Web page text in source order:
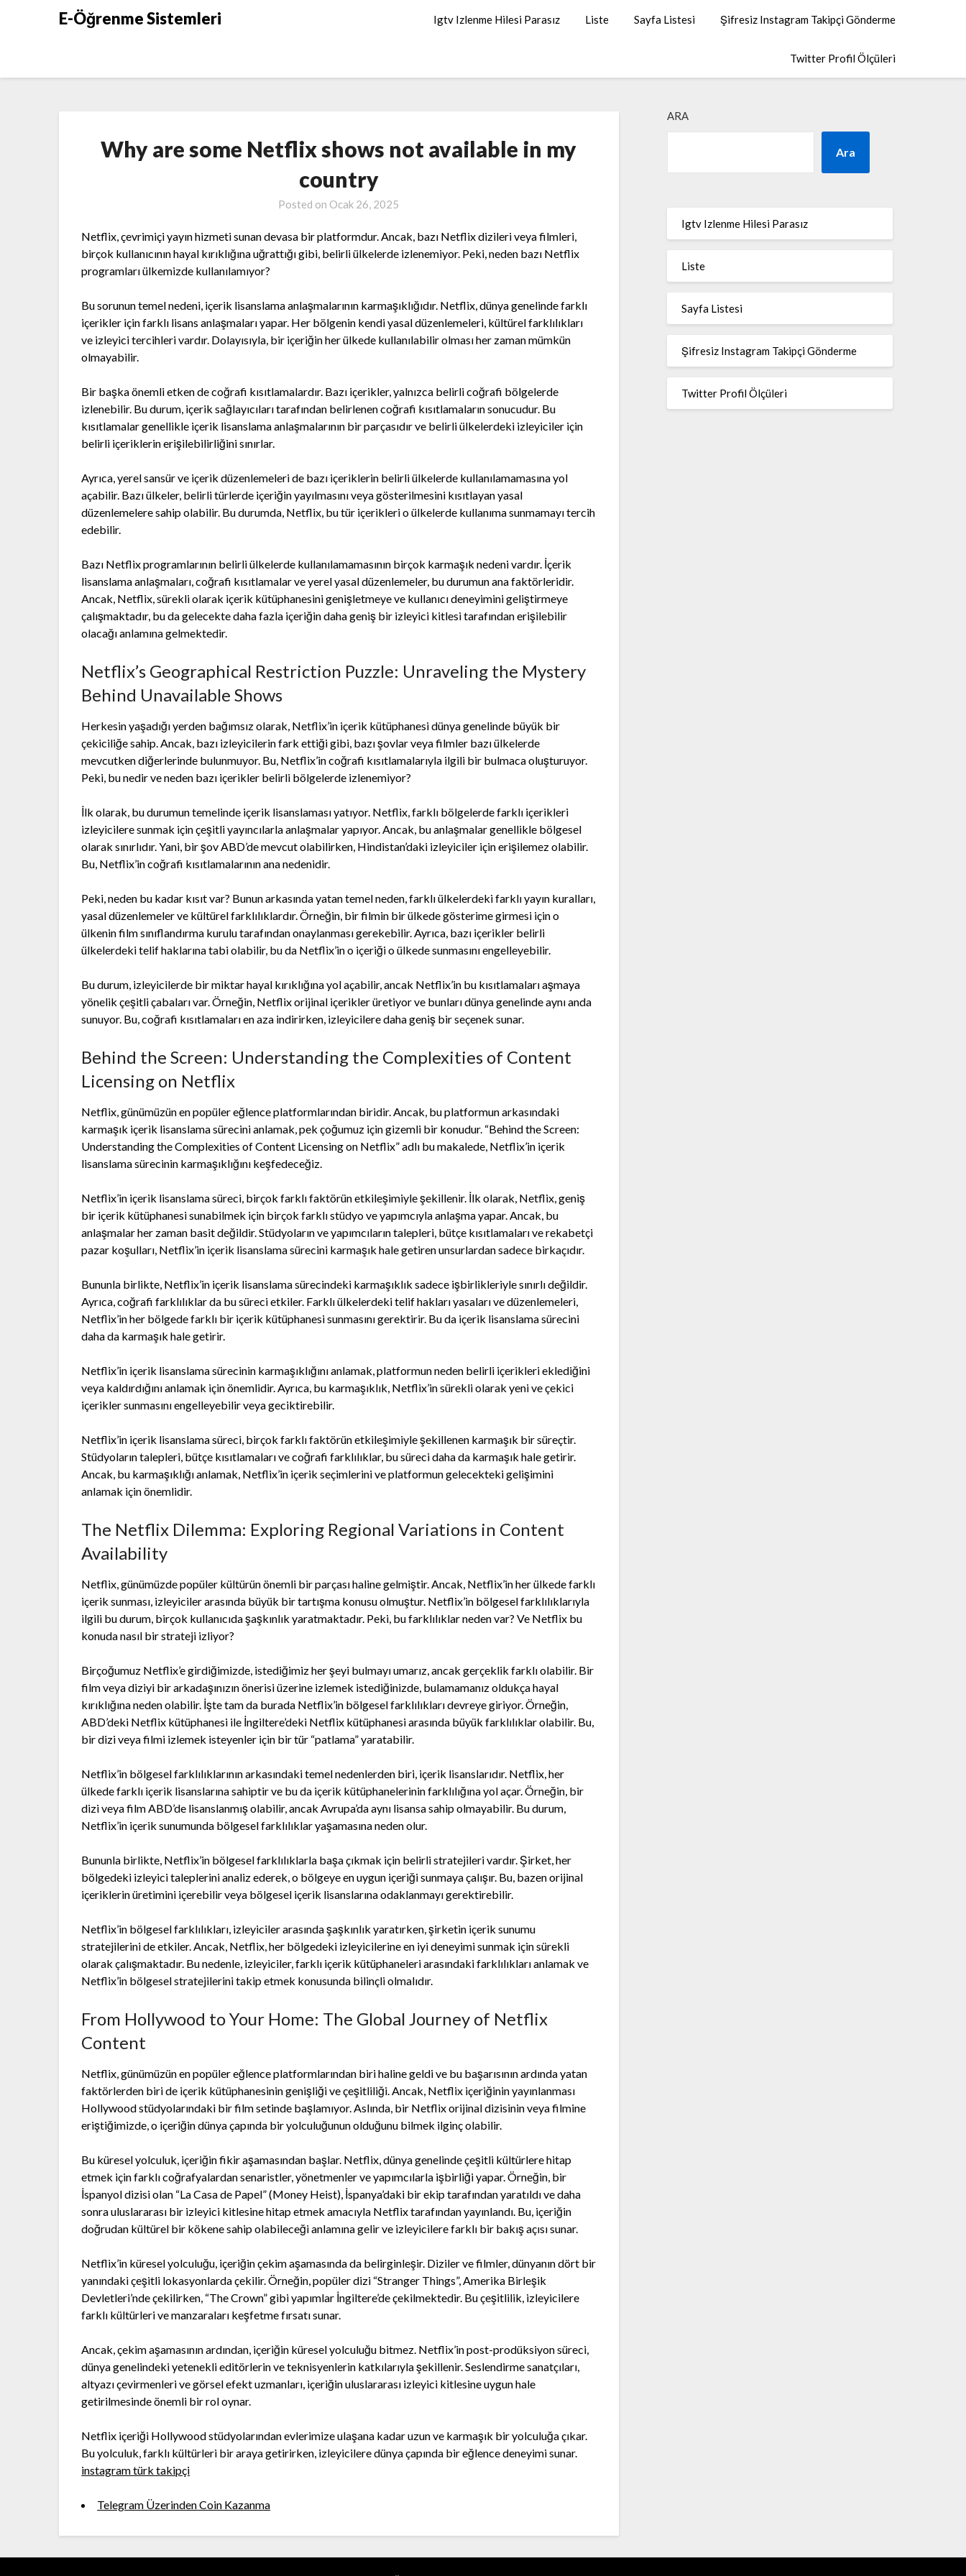
E-Öğrenme Sistemleri Igtv Izlenme Hilesi Parasız Liste Sayfa Listesi Şifresiz Instagram Takipçi Gönderme
Twitter Profil Ölçüleri
Why are some Netflix shows not available in my
country
Posted on Ocak 26, 2025
Netflix, çevrimiçi yayın hizmeti sunan devasa bir platformdur. Ancak, bazı Netflix dizileri veya filmleri,
birçok kullanıcının hayal kırıklığına uğrattığı gibi, belirli ülkelerde izlenemiyor. Peki, neden bazı Netflix
programları ülkemizde kullanılamıyor?
Bu sorunun temel nedeni, içerik lisanslama anlaşmalarının karmaşıklığıdır. Netflix, dünya genelinde farklı
içerikler için farklı lisans anlaşmaları yapar. Her bölgenin kendi yasal düzenlemeleri, kültürel farklılıkları
ve izleyici tercihleri vardır. Dolayısıyla, bir içeriğin her ülkede kullanılabilir olması her zaman mümkün
olmayabilir.
Bir başka önemli etken de coğrafi kısıtlamalardır. Bazı içerikler, yalnızca belirli coğrafi bölgelerde
izlenebilir. Bu durum, içerik sağlayıcıları tarafından belirlenen coğrafi kısıtlamaların sonucudur. Bu
kısıtlamalar genellikle içerik lisanslama anlaşmalarının bir parçasıdır ve belirli ülkelerdeki izleyiciler için
belirli içeriklerin erişilebilirliğini sınırlar.
Ayrıca, yerel sansür ve içerik düzenlemeleri de bazı içeriklerin belirli ülkelerde kullanılamamasına yol
açabilir. Bazı ülkeler, belirli türlerde içeriğin yayılmasını veya gösterilmesini kısıtlayan yasal
düzenlemelere sahip olabilir. Bu durumda, Netflix, bu tür içerikleri o ülkelerde kullanıma sunmamayı tercih
edebilir.
Bazı Netflix programlarının belirli ülkelerde kullanılamamasının birçok karmaşık nedeni vardır. İçerik
lisanslama anlaşmaları, coğrafi kısıtlamalar ve yerel yasal düzenlemeler, bu durumun ana faktörleridir.
Ancak, Netflix, sürekli olarak içerik kütüphanesini genişletmeye ve kullanıcı deneyimini geliştirmeye
çalışmaktadır, bu da gelecekte daha fazla içeriğin daha geniş bir izleyici kitlesi tarafından erişilebilir
olacağı anlamına gelmektedir.
Netflix’s Geographical Restriction Puzzle: Unraveling the Mystery
Behind Unavailable Shows
Herkesin yaşadığı yerden bağımsız olarak, Netflix’in içerik kütüphanesi dünya genelinde büyük bir
çekiciliğe sahip. Ancak, bazı izleyicilerin fark ettiği gibi, bazı şovlar veya filmler bazı ülkelerde
mevcutken diğerlerinde bulunmuyor. Bu, Netflix’in coğrafi kısıtlamalarıyla ilgili bir bulmaca oluşturuyor.
Peki, bu nedir ve neden bazı içerikler belirli bölgelerde izlenemiyor?
İlk olarak, bu durumun temelinde içerik lisanslaması yatıyor. Netflix, farklı bölgelerde farklı içerikleri
izleyicilere sunmak için çeşitli yayıncılarla anlaşmalar yapıyor. Ancak, bu anlaşmalar genellikle bölgesel
olarak sınırlıdır. Yani, bir şov ABD’de mevcut olabilirken, Hindistan’daki izleyiciler için erişilemez olabilir.
Bu, Netflix’in coğrafi kısıtlamalarının ana nedenidir.
Peki, neden bu kadar kısıt var? Bunun arkasında yatan temel neden, farklı ülkelerdeki farklı yayın kuralları,
yasal düzenlemeler ve kültürel farklılıklardır. Örneğin, bir filmin bir ülkede gösterime girmesi için o
ülkenin film sınıflandırma kurulu tarafından onaylanması gerekebilir. Ayrıca, bazı içerikler belirli
ülkelerdeki telif haklarına tabi olabilir, bu da Netflix’in o içeriği o ülkede sunmasını engelleyebilir.
Bu durum, izleyicilerde bir miktar hayal kırıklığına yol açabilir, ancak Netflix’in bu kısıtlamaları aşmaya
yönelik çeşitli çabaları var. Örneğin, Netflix orijinal içerikler üretiyor ve bunları dünya genelinde aynı anda
sunuyor. Bu, coğrafi kısıtlamaları en aza indirirken, izleyicilere daha geniş bir seçenek sunar.
Behind the Screen: Understanding the Complexities of Content
Licensing on Netflix
Netflix, günümüzün en popüler eğlence platformlarından biridir. Ancak, bu platformun arkasındaki
karmaşık içerik lisanslama sürecini anlamak, pek çoğumuz için gizemli bir konudur. “Behind the Screen:
Understanding the Complexities of Content Licensing on Netflix” adlı bu makalede, Netflix’in içerik
lisanslama sürecinin karmaşıklığını keşfedeceğiz.
Netflix’in içerik lisanslama süreci, birçok farklı faktörün etkileşimiyle şekillenir. İlk olarak, Netflix, geniş
bir içerik kütüphanesi sunabilmek için birçok farklı stüdyo ve yapımcıyla anlaşma yapar. Ancak, bu
anlaşmalar her zaman basit değildir. Stüdyoların ve yapımcıların talepleri, bütçe kısıtlamaları ve rekabetçi
pazar koşulları, Netflix’in içerik lisanslama sürecini karmaşık hale getiren unsurlardan sadece birkaçıdır.
Bununla birlikte, Netflix’in içerik lisanslama sürecindeki karmaşıklık sadece işbirlikleriyle sınırlı değildir.
Ayrıca, coğrafi farklılıklar da bu süreci etkiler. Farklı ülkelerdeki telif hakları yasaları ve düzenlemeleri,
Netflix’in her bölgede farklı bir içerik kütüphanesi sunmasını gerektirir. Bu da içerik lisanslama sürecini
daha da karmaşık hale getirir.
Netflix’in içerik lisanslama sürecinin karmaşıklığını anlamak, platformun neden belirli içerikleri eklediğini
veya kaldırdığını anlamak için önemlidir. Ayrıca, bu karmaşıklık, Netflix’in sürekli olarak yeni ve çekici
içerikler sunmasını engelleyebilir veya geciktirebilir.
Netflix’in içerik lisanslama süreci, birçok farklı faktörün etkileşimiyle şekillenen karmaşık bir süreçtir.
Stüdyoların talepleri, bütçe kısıtlamaları ve coğrafi farklılıklar, bu süreci daha da karmaşık hale getirir.
Ancak, bu karmaşıklığı anlamak, Netflix’in içerik seçimlerini ve platformun gelecekteki gelişimini
anlamak için önemlidir.
The Netflix Dilemma: Exploring Regional Variations in Content
Availability
Netflix, günümüzde popüler kültürün önemli bir parçası haline gelmiştir. Ancak, Netflix’in her ülkede farklı
içerik sunması, izleyiciler arasında büyük bir tartışma konusu olmuştur. Netflix’in bölgesel farklılıklarıyla
ilgili bu durum, birçok kullanıcıda şaşkınlık yaratmaktadır. Peki, bu farklılıklar neden var? Ve Netflix bu
konuda nasıl bir strateji izliyor?
Birçoğumuz Netflix’e girdiğimizde, istediğimiz her şeyi bulmayı umarız, ancak gerçeklik farklı olabilir. Bir
film veya diziyi bir arkadaşınızın önerisi üzerine izlemek istediğinizde, bulamamanız oldukça hayal
kırıklığına neden olabilir. İşte tam da burada Netflix’in bölgesel farklılıkları devreye giriyor. Örneğin,
ABD’deki Netflix kütüphanesi ile İngiltere’deki Netflix kütüphanesi arasında büyük farklılıklar olabilir. Bu,
bir dizi veya filmi izlemek isteyenler için bir tür “patlama” yaratabilir.
Netflix’in bölgesel farklılıklarının arkasındaki temel nedenlerden biri, içerik lisanslarıdır. Netflix, her
ülkede farklı içerik lisanslarına sahiptir ve bu da içerik kütüphanelerinin farklılığına yol açar. Örneğin, bir
dizi veya film ABD’de lisanslanmış olabilir, ancak Avrupa’da aynı lisansa sahip olmayabilir. Bu durum,
Netflix’in içerik sunumunda bölgesel farklılıklar yaşamasına neden olur.
Bununla birlikte, Netflix’in bölgesel farklılıklarla başa çıkmak için belirli stratejileri vardır. Şirket, her
bölgedeki izleyici taleplerini analiz ederek, o bölgeye en uygun içeriği sunmaya çalışır. Bu, bazen orijinal
içeriklerin üretimini içerebilir veya bölgesel içerik lisanslarına odaklanmayı gerektirebilir.
Netflix’in bölgesel farklılıkları, izleyiciler arasında şaşkınlık yaratırken, şirketin içerik sunumu
stratejilerini de etkiler. Ancak, Netflix, her bölgedeki izleyicilerine en iyi deneyimi sunmak için sürekli
olarak çalışmaktadır. Bu nedenle, izleyiciler, farklı içerik kütüphaneleri arasındaki farklılıkları anlamak ve
Netflix’in bölgesel stratejilerini takip etmek konusunda bilinçli olmalıdır.
From Hollywood to Your Home: The Global Journey of Netflix
Content
Netflix, günümüzün en popüler eğlence platformlarından biri haline geldi ve bu başarısının ardında yatan
faktörlerden biri de içerik kütüphanesinin genişliği ve çeşitliliği. Ancak, Netflix içeriğinin yayınlanması
Hollywood stüdyolarındaki bir film setinde başlamıyor. Aslında, bir Netflix orijinal dizisinin veya filmine
eriştiğimizde, o içeriğin dünya çapında bir yolculuğunun olduğunu bilmek ilginç olabilir.
Bu küresel yolculuk, içeriğin fikir aşamasından başlar. Netflix, dünya genelinde çeşitli kültürlere hitap
etmek için farklı coğrafyalardan senaristler, yönetmenler ve yapımcılarla işbirliği yapar. Örneğin, bir
İspanyol dizisi olan “La Casa de Papel” (Money Heist), İspanya’daki bir ekip tarafından yaratıldı ve daha
sonra uluslararası bir izleyici kitlesine hitap etmek amacıyla Netflix tarafından yayınlandı. Bu, içeriğin
doğrudan kültürel bir kökene sahip olabileceği anlamına gelir ve izleyicilere farklı bir bakış açısı sunar.
Netflix’in küresel yolculuğu, içeriğin çekim aşamasında da belirginleşir. Diziler ve filmler, dünyanın dört bir
yanındaki çeşitli lokasyonlarda çekilir. Örneğin, popüler dizi “Stranger Things”, Amerika Birleşik
Devletleri’nde çekilirken, “The Crown” gibi yapımlar İngiltere’de çekilmektedir. Bu çeşitlilik, izleyicilere
farklı kültürleri ve manzaraları keşfetme fırsatı sunar.
Ancak, çekim aşamasının ardından, içeriğin küresel yolculuğu bitmez. Netflix’in post-prodüksiyon süreci,
dünya genelindeki yetenekli editörlerin ve teknisyenlerin katkılarıyla şekillenir. Seslendirme sanatçıları,
altyazı çevirmenleri ve görsel efekt uzmanları, içeriğin uluslararası izleyici kitlesine uygun hale
getirilmesinde önemli bir rol oynar.
Netflix içeriği Hollywood stüdyolarından evlerimize ulaşana kadar uzun ve karmaşık bir yolculuğa çıkar.
Bu yolculuk, farklı kültürleri bir araya getirirken, izleyicilere dünya çapında bir eğlence deneyimi sunar.
instagram türk takipçi
Telegram Üzerinden Coin Kazanma
ARA
Ara
Igtv Izlenme Hilesi Parasız
Liste
Sayfa Listesi
Şifresiz Instagram Takipçi Gönderme
Twitter Profil Ölçüleri